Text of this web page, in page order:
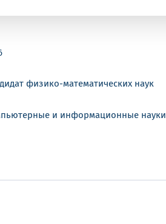
физико-математических наук
и информационные науки